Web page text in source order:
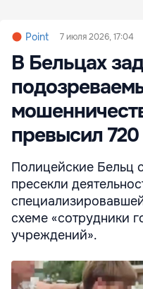
Point 7 июля 2026, 17:04
В Бельцах
превысил
Полицейские Бельц
пресекли
схеме «сотрудники
учреждений».